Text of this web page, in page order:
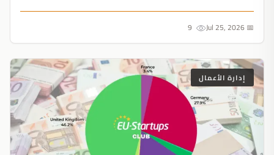
📅 Jul 25, 2026
إدارة الأعمال